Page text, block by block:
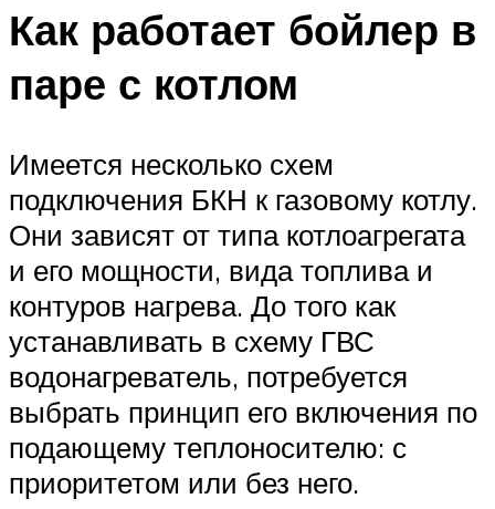
Как работает бойлер в
паре с котлом
Имеется несколько схем
подключения БКН к газовому котлу.
Они зависят от типа котлоагрегата
и его мощности, вида топлива и
контуров нагрева. До того как
устанавливать в схему ГВС
водонагреватель, потребуется
выбрать принцип его включения по
подающему теплоносителю: с
приоритетом или без него.